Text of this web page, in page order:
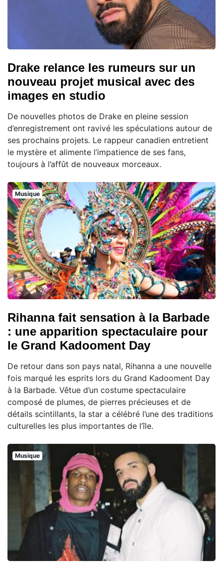
Drake relance les rumeurs sur un
nouveau projet musical avec des
images en studio
De nouvelles photos de Drake en pleine session
d’enregistrement ont ravivé les spéculations autour de
ses prochains projets. Le rappeur canadien entretient
le mystère et alimente l’impatience de ses fans,
toujours à l’affût de nouveaux morceaux.
Musique
Rihanna fait sensation à la Barbade
: une apparition spectaculaire pour
le Grand Kadooment Day
De retour dans son pays natal, Rihanna a une nouvelle
fois marqué les esprits lors du Grand Kadooment Day
à la Barbade. Vêtue d’un costume spectaculaire
composé de plumes, de pierres précieuses et de
détails scintillants, la star a célébré l’une des traditions
culturelles les plus importantes de l’île.
Musique